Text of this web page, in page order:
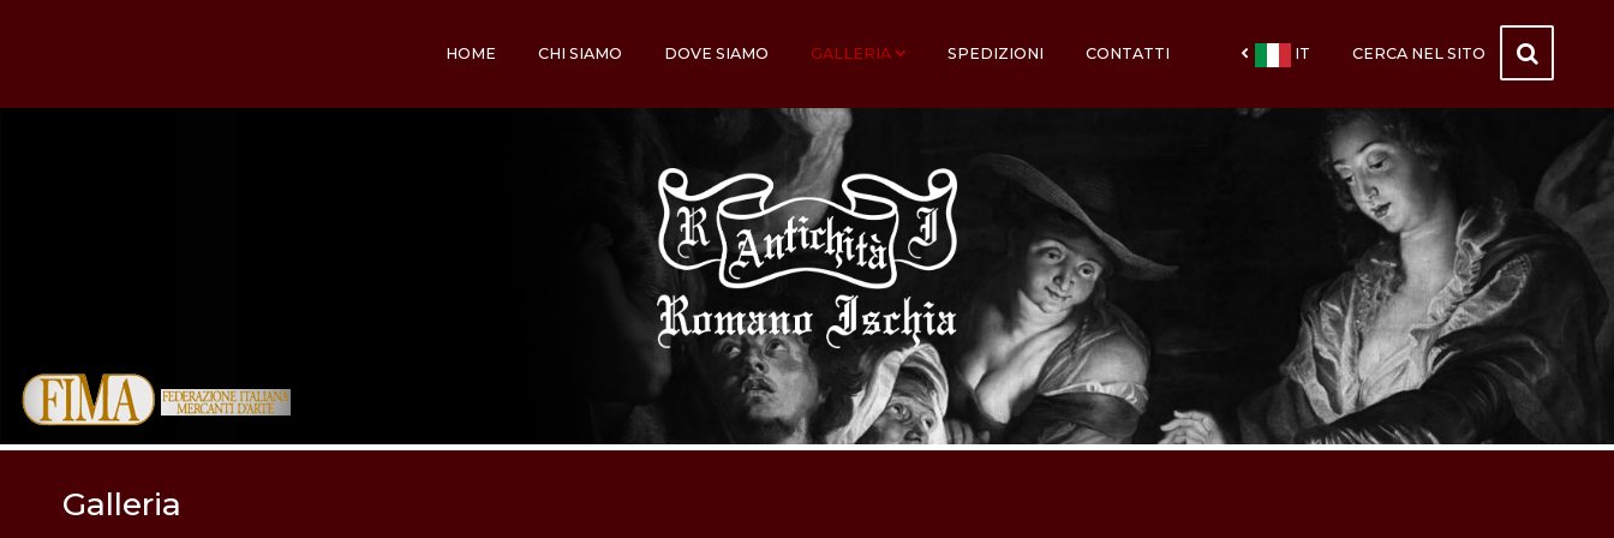
IT CERCA NEL SITO
HOME CHI SIAMO DOVE SIAMO GALLERIA SPEDIZIONI CONTATTI
Galleria